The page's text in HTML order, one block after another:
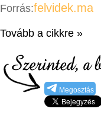
Forrás:felvidek.ma
Tovább a cikkre »
Megosztás